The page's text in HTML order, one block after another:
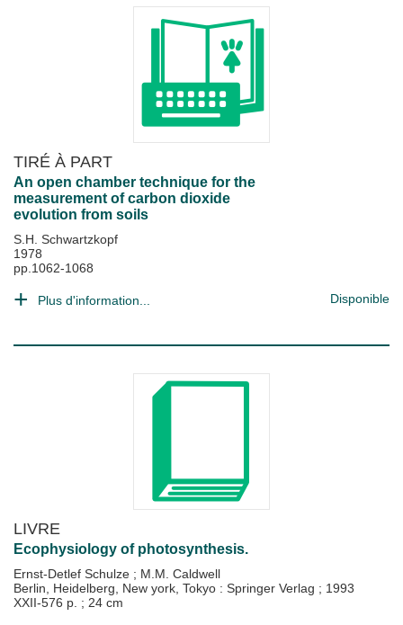
TIRÉ À PART
An open chamber technique for the
measurement of carbon dioxide
evolution from soils
S.H. Schwartzkopf
1978
pp.1062-1068
Plus d'information... Disponible
LIVRE
Ecophysiology of photosynthesis.
Ernst-Detlef Schulze ; M.M. Caldwell
Berlin, Heidelberg, New york, Tokyo : Springer Verlag ; 1993
XXII-576 p. ; 24 cm